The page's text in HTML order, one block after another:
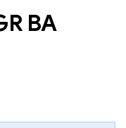
BA